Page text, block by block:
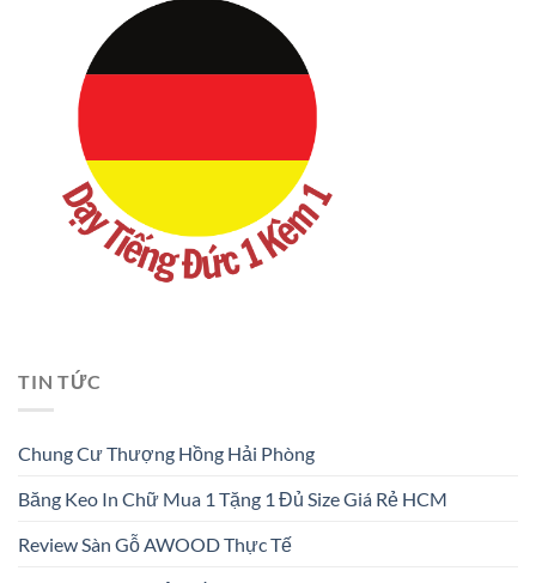
TIN TỨC
Chung Cư Thượng Hồng Hải Phòng
Băng Keo In Chữ Mua 1 Tặng 1 Đủ Size Giá Rẻ HCM
Review Sàn Gỗ AWOOD Thực Tế